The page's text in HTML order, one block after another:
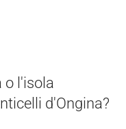
o l'isola
d'Ongina?